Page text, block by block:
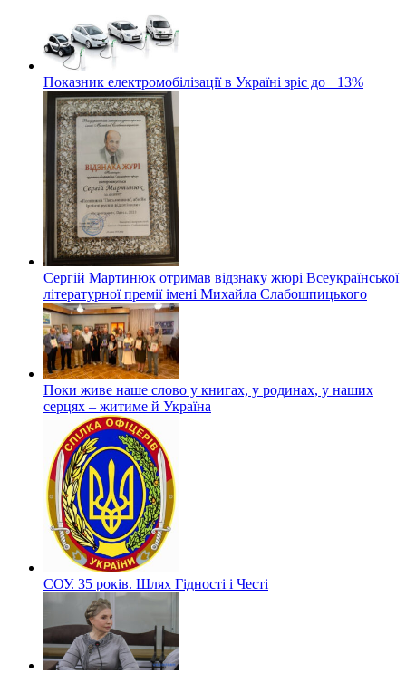
Показник електромобілізації в Україні зріс до +13%
Сергій Мартинюк отримав відзнаку жюрі Всеукраїнської
літературної премії імені Михайла Слабошпицького
Поки живе наше слово у книгах, у родинах, у наших
серцях – житиме й Україна
СОУ. 35 років. Шлях Гідності і Честі